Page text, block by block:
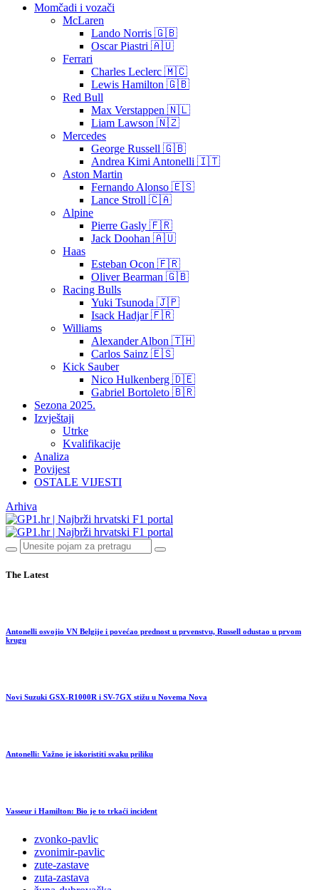
Momčadi i vozači
McLaren
Lando Norris 🇬🇧
Oscar Piastri 🇦🇺
Ferrari
Charles Leclerc 🇲🇨
Lewis Hamilton 🇬🇧
Red Bull
Max Verstappen 🇳🇱
Liam Lawson 🇳🇿
Mercedes
George Russell 🇬🇧
Andrea Kimi Antonelli 🇮🇹
Aston Martin
Fernando Alonso 🇪🇸
Lance Stroll 🇨🇦
Alpine
Pierre Gasly 🇫🇷
Jack Doohan 🇦🇺
Haas
Esteban Ocon 🇫🇷
Oliver Bearman 🇬🇧
Racing Bulls
Yuki Tsunoda 🇯🇵
Isack Hadjar 🇫🇷
Williams
Alexander Albon 🇹🇭
Carlos Sainz 🇪🇸
Kick Sauber
Nico Hulkenberg 🇩🇪
Gabriel Bortoleto 🇧🇷
Sezona 2025.
Izvještaji
Utrke
Kvalifikacije
Analiza
Povijest
OSTALE VIJESTI
Arhiva
The Latest
Antonelli osvojio VN Belgije i povećao prednost u prvenstvu, Russell odustao u prvom
krugu
Novi Suzuki GSX-R1000R i SV-7GX stižu u Novema Nova
Antonelli: Važno je iskoristiti svaku priliku
Vasseur i Hamilton: Bio je to trkaći incident
zvonko-pavlic
zvonimir-pavlic
zute-zastave
zuta-zastava